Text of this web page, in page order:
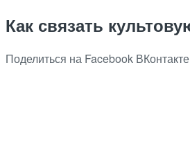
Как связать
Поделиться на Facebook ВКонтакте